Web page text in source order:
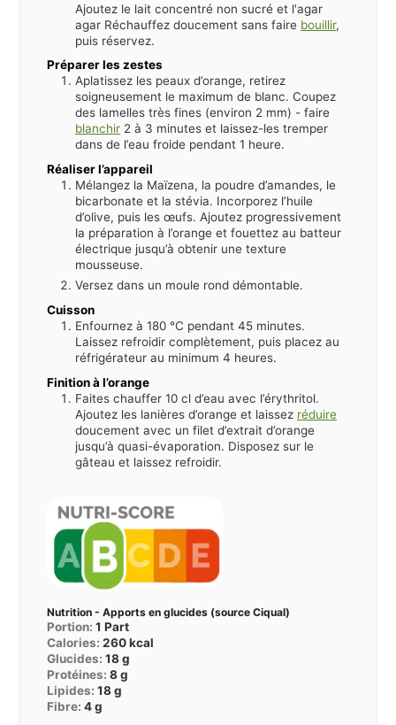
Ajoutez le lait concentré non sucré et l'agar
agar Réchauffez doucement sans faire bouillir,
puis réservez.
Préparer les zestes
Aplatissez les peaux d’orange, retirez
soigneusement le maximum de blanc. Coupez
des lamelles très fines (environ 2 mm) - faire
blanchir 2 à 3 minutes et laissez-les tremper
dans de l’eau froide pendant 1 heure.
Réaliser l’appareil
Mélangez la Maïzena, la poudre d’amandes, le
bicarbonate et la stévia. Incorporez l’huile
d’olive, puis les œufs. Ajoutez progressivement
la préparation à l’orange et fouettez au batteur
électrique jusqu’à obtenir une texture
mousseuse.
Versez dans un moule rond démontable.
Cuisson
Enfournez à 180 °C pendant 45 minutes.
Laissez refroidir complètement, puis placez au
réfrigérateur au minimum 4 heures.
Finition à l’orange
Faites chauffer 10 cl d’eau avec l’érythritol.
Ajoutez les lanières d’orange et laissez réduire
doucement avec un filet d’extrait d’orange
jusqu’à quasi-évaporation. Disposez sur le
gâteau et laissez refroidir.
Nutrition - Apports en glucides (source Ciqual)
Portion: 1 Part
Calories: 260kcal
Glucides: 18g
Protéines: 8g
Lipides: 18g
Fibre: 4g